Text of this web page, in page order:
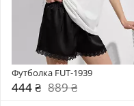
Футболка FUT-1939
444 ₴ 889 ₴